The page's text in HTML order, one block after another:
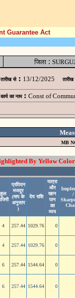
Guarantee Act
जिला:
तारीख से : 13/12/2025 तारीख
कार्य का नाम : Const of
MB
By Yellow
कुल
प्रतिदन
मजदूर
(माप के
अनुसार
)
देय राशि
यात्रा
और
खान
पान
का
व्यय
/
4 257.44 1029.76 0
4 257.44 1029.76 0
6 257.44 1544.64 0
6 257.44 1544.64 0